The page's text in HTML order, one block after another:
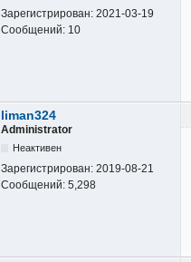
Зарегистрирован: 2021-03-19
Сообщений: 10
liman324
Administrator
Неактивен
Зарегистрирован: 2019-08-21
Сообщений: 5,298